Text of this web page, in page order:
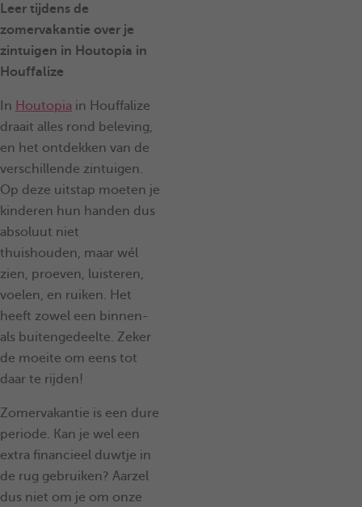
Leer tijdens de
zomervakantie over je
zintuigen in Houtopia in
Houffalize
In Houtopia in Houffalize
draait alles rond beleving,
en het ontdekken van de
verschillende zintuigen.
Op deze uitstap moeten je
kinderen hun handen dus
absoluut niet
thuishouden, maar wél
zien, proeven, luisteren,
voelen, en ruiken. Het
heeft zowel een binnen-
als buitengedeelte. Zeker
de moeite om eens tot
daar te rijden!
Zomervakantie is een dure
periode. Kan je wel een
extra financieel duwtje in
de rug gebruiken? Aarzel
dus niet om je om onze